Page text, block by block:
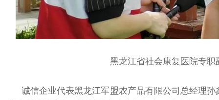
黑龙江省社会康复医院专职
诚信企业代表黑龙江军盟农产品有限公司总经理